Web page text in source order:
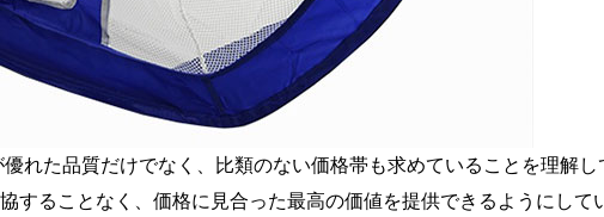
れた品質だけでなく、比類のない価格帯も求めていることを理解
することなく、価格に見合った最高の価値を提供できるようにして